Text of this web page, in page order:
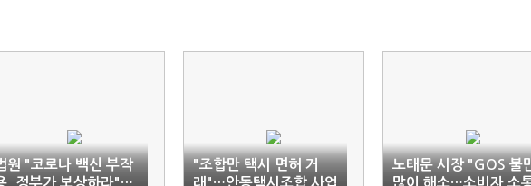
원 "코로나 백신 부작
, 정부가 보상하라"…
"조합만 택시 면허 거
래"…안동택시조합 사업
노태문 시장 "GOS 불
많이 해소…소비자 소